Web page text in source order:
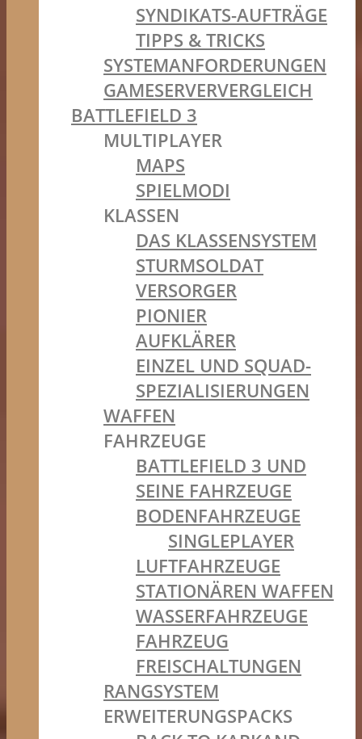
SYNDIKATS-AUFTRÄGE
TIPPS & TRICKS
SYSTEMANFORDERUNGEN
GAMESERVERVERGLEICH
BATTLEFIELD 3
MULTIPLAYER
MAPS
SPIELMODI
KLASSEN
DAS KLASSENSYSTEM
STURMSOLDAT
VERSORGER
PIONIER
AUFKLÄRER
EINZEL UND SQUAD-
SPEZIALISIERUNGEN
WAFFEN
FAHRZEUGE
BATTLEFIELD 3 UND
SEINE FAHRZEUGE
BODENFAHRZEUGE
SINGLEPLAYER
LUFTFAHRZEUGE
STATIONÄREN WAFFEN
WASSERFAHRZEUGE
FAHRZEUG
FREISCHALTUNGEN
RANGSYSTEM
ERWEITERUNGSPACKS